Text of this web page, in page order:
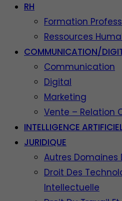
RH
Formation
Ressources
COMMUNICATION/
Communication
Digital
Marketing
Vente – Relation
INTELLIGENCE
JURIDIQUE
Autres Domaines
Droit Des
Intellectuelle